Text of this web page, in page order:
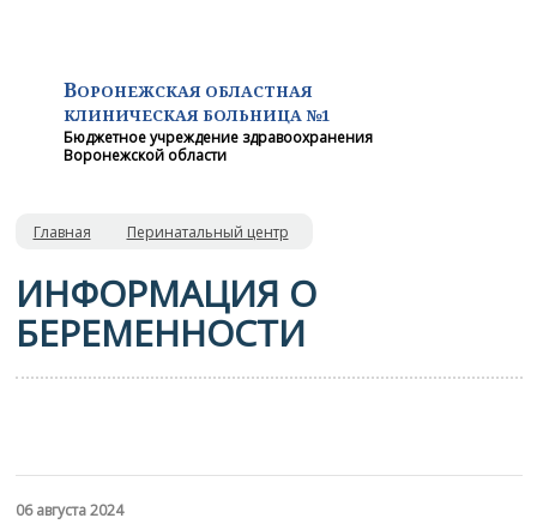
ВОРОНЕЖСКАЯ ОБЛАСТНАЯ
КЛИНИЧЕСКАЯ БОЛЬНИЦА №1
Бюджетное учреждение здравоохранения
Воронежской области
Главная Перинатальный центр
ИНФОРМАЦИЯ О
БЕРЕМЕННОСТИ
06 августа 2024